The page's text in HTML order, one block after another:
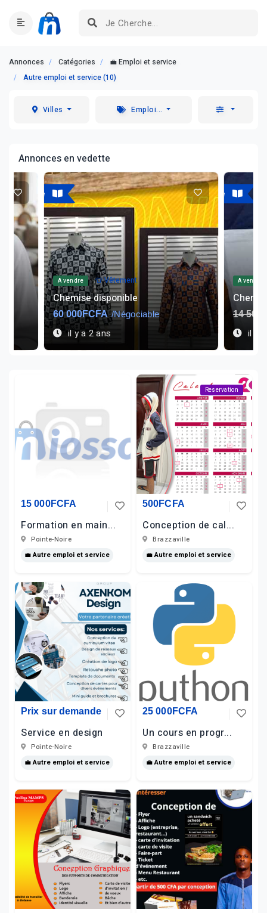
Annonces Catégories
💼 Emploi et service
Autre emploi et service (10)
Villes Emploi...
Annonces en vedette
A vendre
A vendre 👕 Vêtement
Chemise façonable
14 500FCFA 9 500FCFA
il y a 1 an
🍎 Autre
Des
il y
15 000FCFA
Formation en main...
Pointe-Noire
💼 Autre emploi et service
Reservation
500FCFA
Conception de cal...
Brazzaville
💼 Autre emploi et service
Prix sur demande
Service en design
Pointe-Noire
💼 Autre emploi et service
25 000FCFA
Un cours en progr...
Brazzaville
💼 Autre emploi et service